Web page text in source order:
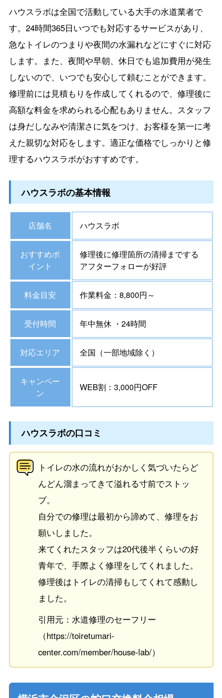
ハウスラボは全国で活動している大手の水道業者で
す。24時間365日いつでも対応するサービスがあり、
急なトイレのつまりや夜間の水漏れなどにすぐに対応
します。また、夜間や早朝、休日でも追加費用が発生
しないので、いつでも安心して頼むことができます。
修理前には見積もりを作成してくれるので、修理後に
高額な料金を求められる心配もありません。スタッフ
は身だしなみや清潔さに気をつけ、お客様を第一に考
えた親切な対応をします。適正な価格でしっかりと修
理するハウスラボがおすすめです。
ハウスラボの基本情報
店舗名 ハウスラボ
おすすめポ
イント
修理後に修理箇所の清掃までする
アフターフォローが好評
料金目安 作業料金：8,800円～
受付時間 年中無休 ・24時間
対応エリア 全国（一部地域除く）
キャンペー
ン
WEB割：3,000円OFF
ハウスラボの口コミ
トイレの水の流れがおかしく気づいたらど
んどん溜まってきて溢れる寸前でストッ
プ。
自分での修理は最初から諦めて、修理をお
願いしました。
来てくれたスタッフは20代後半くらいの好
青年で、手際よく修理をしてくれました。
修理後はトイレの清掃もしてくれて感動し
ました。
引用元：水道修理のセーフリー
（https://toiretumari-
center.com/member/house-lab/）